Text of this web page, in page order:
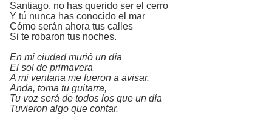
Santiago, no has querido ser el cerro
Y tú nunca has conocido el mar
Cómo serán ahora tus calles
Si te robaron tus noches.
En mi ciudad murió un día
El sol de primavera
A mi ventana me fueron a avisar.
Anda, toma tu guitarra,
Tu voz será de todos los que un día
Tuvieron algo que contar.